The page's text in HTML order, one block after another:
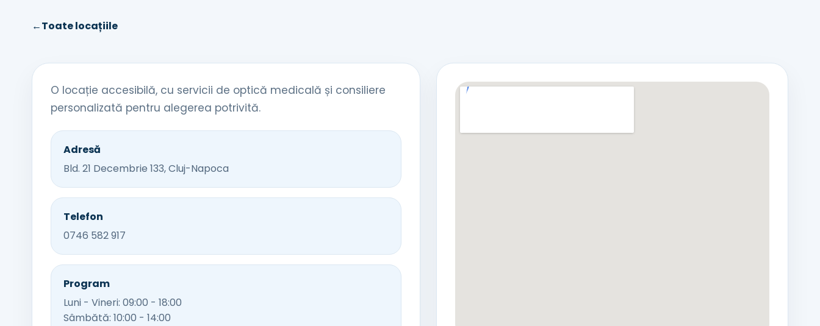
←Toate locațiile
O locație accesibilă, cu servicii de optică medicală și consiliere
personalizată pentru alegerea potrivită.
Adresă
Bld. 21 Decembrie 133, Cluj-Napoca
Telefon
0746 582 917
Program
Luni - Vineri: 09:00 - 18:00
Sâmbătă: 10:00 - 14:00